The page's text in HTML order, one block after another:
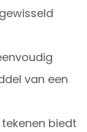
van een
biedt